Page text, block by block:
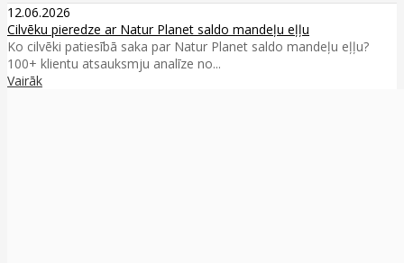
12.06.2026
Cilvēku pieredze ar Natur Planet saldo mandeļu eļļu
Ko cilvēki patiesībā saka par Natur Planet saldo mandeļu eļļu?
100+ klientu atsauksmju analīze no...
Vairāk